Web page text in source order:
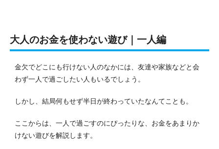
大人のお金を使わない遊び｜一人編
金欠でどこにも行けない人のなかには、友達や家族などと会
わず一人で過ごしたい人もいるでしょう。
しかし、結局何もせず半日が終わっていたなんてことも。
ここからは、一人で過ごすのにぴったりな、お金をあまりか
けない遊びを解説します。